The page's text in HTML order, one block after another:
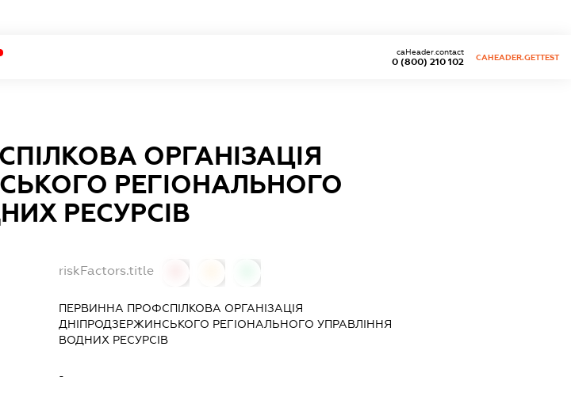
0 (800) 210 102
caHeader.contact
CAHEADER.GETTEST
ОРГАНІЗАЦІЯ
РЕГІОНАЛЬНОГО
РЕСУРСІВ
riskFactors.title
ПЕРВИННА ПРОФСПІЛКОВА ОРГАНІЗАЦІЯ
ДНІПРОДЗЕРЖИНСЬКОГО РЕГІОНАЛЬНОГО УПРАВЛІННЯ
ВОДНИХ РЕСУРСІВ
-